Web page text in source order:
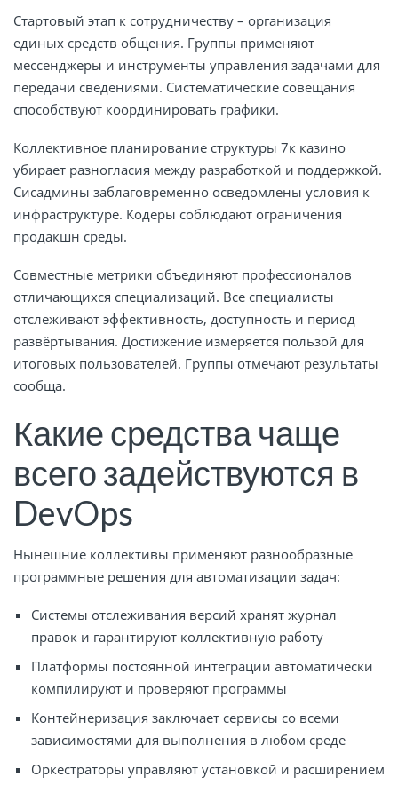
Стартовый этап к сотрудничеству – организация
единых средств общения. Группы применяют
мессенджеры и инструменты управления задачами для
передачи сведениями. Систематические совещания
способствуют координировать графики.
Коллективное планирование структуры 7к казино
убирает разногласия между разработкой и поддержкой.
Сисадмины заблаговременно осведомлены условия к
инфраструктуре. Кодеры соблюдают ограничения
продакшн среды.
Совместные метрики объединяют профессионалов
отличающихся специализаций. Все специалисты
отслеживают эффективность, доступность и период
развёртывания. Достижение измеряется пользой для
итоговых пользователей. Группы отмечают результаты
сообща.
Какие средства чаще
всего задействуются в
DevOps
Нынешние коллективы применяют разнообразные
программные решения для автоматизации задач:
Системы отслеживания версий хранят журнал
правок и гарантируют коллективную работу
Платформы постоянной интеграции автоматически
компилируют и проверяют программы
Контейнеризация заключает сервисы со всеми
зависимостями для выполнения в любом среде
Оркестраторы управляют установкой и расширением